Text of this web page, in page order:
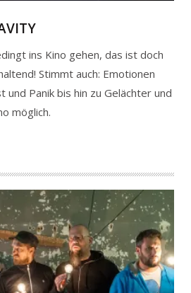
ins Kino gehen, das ist doch
Stimmt auch: Emotionen
und Panik bis hin zu Gelächter und
möglich.